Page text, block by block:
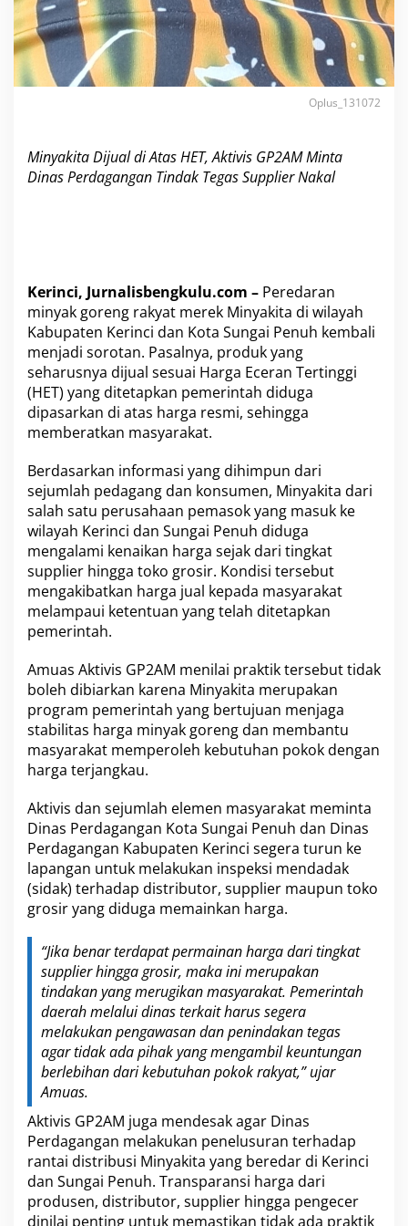
n
a
e
g
a
n
d
a
k
e
g
a
s
S
p
l
i
e
r
N
a
k
a
Oplus_131072
Minyakita Dijual di Atas HET, Aktivis GP2AM Minta
Dinas Perdagangan Tindak Tegas Supplier Nakal
Kerinci, Jurnalisbengkulu.com – Peredaran
minyak goreng rakyat merek Minyakita di wilayah
Kabupaten Kerinci dan Kota Sungai Penuh kembali
menjadi sorotan. Pasalnya, produk yang
seharusnya dijual sesuai Harga Eceran Tertinggi
(HET) yang ditetapkan pemerintah diduga
dipasarkan di atas harga resmi, sehingga
memberatkan masyarakat.
Berdasarkan informasi yang dihimpun dari
sejumlah pedagang dan konsumen, Minyakita dari
salah satu perusahaan pemasok yang masuk ke
wilayah Kerinci dan Sungai Penuh diduga
mengalami kenaikan harga sejak dari tingkat
supplier hingga toko grosir. Kondisi tersebut
mengakibatkan harga jual kepada masyarakat
melampaui ketentuan yang telah ditetapkan
pemerintah.
Amuas Aktivis GP2AM menilai praktik tersebut tidak
boleh dibiarkan karena Minyakita merupakan
program pemerintah yang bertujuan menjaga
stabilitas harga minyak goreng dan membantu
masyarakat memperoleh kebutuhan pokok dengan
harga terjangkau.
Aktivis dan sejumlah elemen masyarakat meminta
Dinas Perdagangan Kota Sungai Penuh dan Dinas
Perdagangan Kabupaten Kerinci segera turun ke
lapangan untuk melakukan inspeksi mendadak
(sidak) terhadap distributor, supplier maupun toko
grosir yang diduga memainkan harga.
“Jika benar terdapat permainan harga dari tingkat
supplier hingga grosir, maka ini merupakan
tindakan yang merugikan masyarakat. Pemerintah
daerah melalui dinas terkait harus segera
melakukan pengawasan dan penindakan tegas
agar tidak ada pihak yang mengambil keuntungan
berlebihan dari kebutuhan pokok rakyat,” ujar
Amuas.
Aktivis GP2AM juga mendesak agar Dinas
Perdagangan melakukan penelusuran terhadap
rantai distribusi Minyakita yang beredar di Kerinci
dan Sungai Penuh. Transparansi harga dari
produsen, distributor, supplier hingga pengecer
dinilai penting untuk memastikan tidak ada praktik